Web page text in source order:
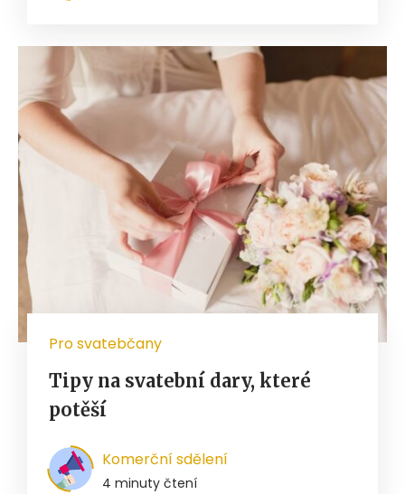
Pro svatebčany
Tipy na svatební dary, které
potěší
Komerční sdělení
4 minuty čtení